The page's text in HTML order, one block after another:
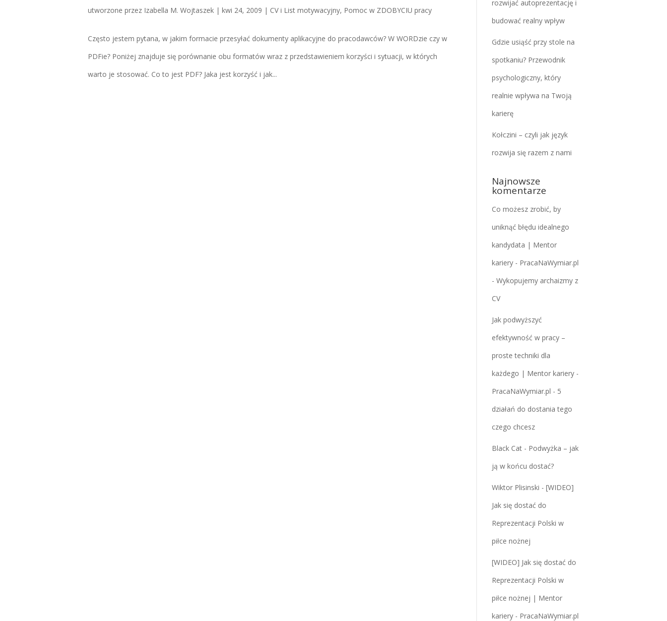
utworzone przez Izabella M. Wojtaszek| kwi 24, 2009 | CV i List motywacyjny, Pomoc w ZDOBYCIU pracy
Często jestem pytana, w jakim formacie przesyłać dokumenty aplikacyjne do pracodawców? W WORDzie czy w
PDFie? Poniżej znajduje się porównanie obu formatów wraz z przedstawieniem korzyści i sytuacji, w których
warto je stosować. Co to jest PDF? Jaka jest korzyść i jak...
rozwijać autoprezentację i
budować realny wpływ
Gdzie usiąść przy stole na
spotkaniu? Przewodnik
psychologiczny, który
realnie wpływa na Twoją
karierę
Kołczini – czyli jak język
rozwija się razem z nami
Najnowsze
komentarze
Co możesz zrobić, by
uniknąć błędu idealnego
kandydata | Mentor
kariery - PracaNaWymiar.pl
- Wykopujemy archaizmy z
CV
Jak podwyższyć
efektywność w pracy –
proste techniki dla
każdego | Mentor kariery -
PracaNaWymiar.pl - 5
działań do dostania tego
czego chcesz
Black Cat- Podwyżka – jak
ją w końcu dostać?
Wiktor Plisinski - [WIDEO]
Jak się dostać do
Reprezentacji Polski w
piłce nożnej
[WIDEO] Jak się dostać do
Reprezentacji Polski w
piłce nożnej | Mentor
kariery - PracaNaWymiar.pl